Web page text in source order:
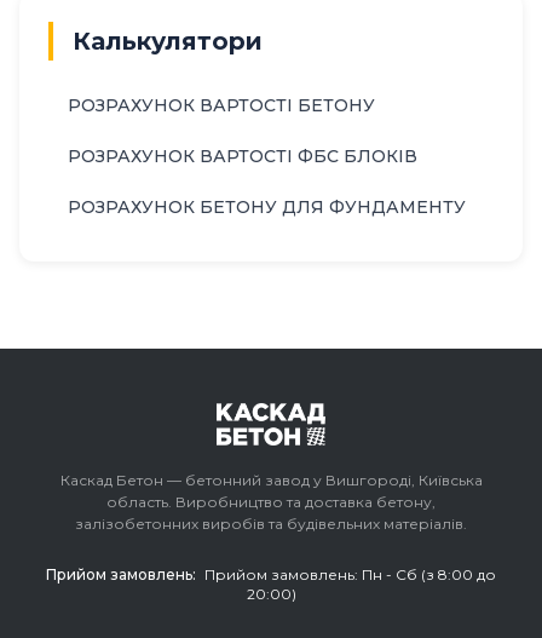
Калькулятори
РОЗРАХУНОК ВАРТОСТІ БЕТОНУ
РОЗРАХУНОК ВАРТОСТІ ФБС БЛОКІВ
РОЗРАХУНОК БЕТОНУ ДЛЯ ФУНДАМЕНТУ
Каскад Бетон — бетонний завод у Вишгороді, Київська
область. Виробництво та доставка бетону,
залізобетонних виробів та будівельних матеріалів.
Прийом замовлень: Прийом замовлень: Пн - Сб (з 8:00 до
20:00)